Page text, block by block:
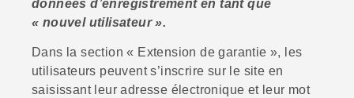
données d’enregistrement en tant que
« nouvel utilisateur ».
Dans la section « Extension de garantie », les
utilisateurs peuvent s’inscrire sur le site en
saisissant leur adresse électronique et leur mot